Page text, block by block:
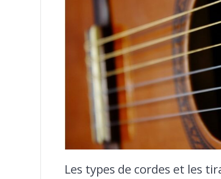
Les types de cordes et les